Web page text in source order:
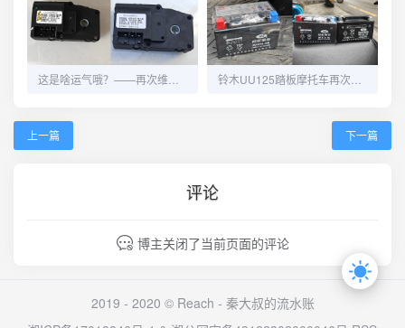
上一篇 下一篇
评论
博主关闭了当前页面的评论
2019 - 2020 © Reach - 秦大叔的流水账